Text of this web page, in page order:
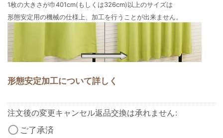
1枚の大きさが巾401cm(もしくは326cm)以上のサイズは
形態安定用の機械の仕様上、加工を行うことが出来ません。
形態安定加工について詳しく
注文後の変更キャンセル返品交換は承れません:
ご了承済